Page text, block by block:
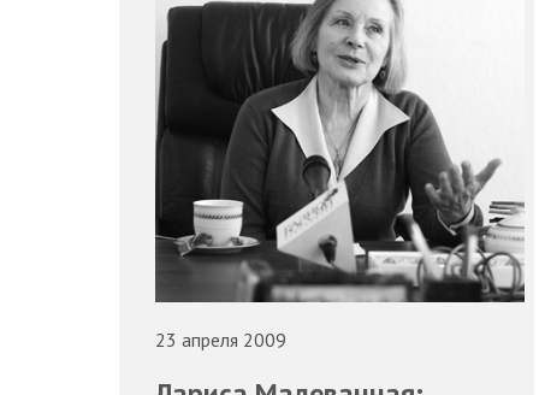
23 апреля 2009